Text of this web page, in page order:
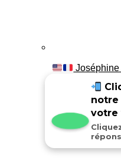
notre
votre